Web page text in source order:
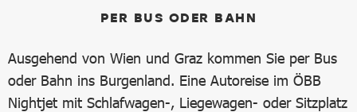
PER BUS ODER BAHN
Ausgehend von Wien und Graz kommen Sie per Bus
oder Bahn ins Burgenland. Eine Autoreise im ÖBB
Nightjet mit Schlafwagen-, Liegewagen- oder Sitzplatz